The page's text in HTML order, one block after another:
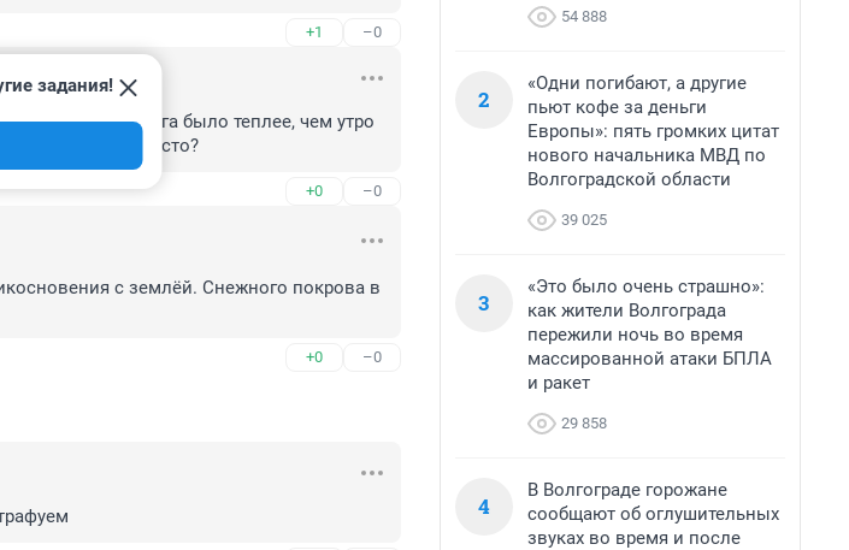
+1 –0
Утром четверга было теплее, чем утро
Или трезвые просто?
+0 –0
задания!
с землёй. Снежного покрова в
+0 –0
54 888
2
«Одни погибают, а другие
пьют кофе за деньги
Европы»: пять громких цитат
нового начальника МВД по
Волгоградской области
39 025
3
«Это было очень страшно»:
как жители Волгограда
пережили ночь во время
массированной атаки БПЛА
и ракет
29 858
4
В Волгограде горожане
сообщают об оглушительных
звуках во время и после